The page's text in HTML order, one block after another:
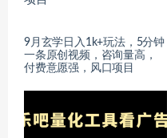
9月玄学日入1k+玩法，5分钟
一条原创视频，咨询量高，
付费意愿强，风口项目